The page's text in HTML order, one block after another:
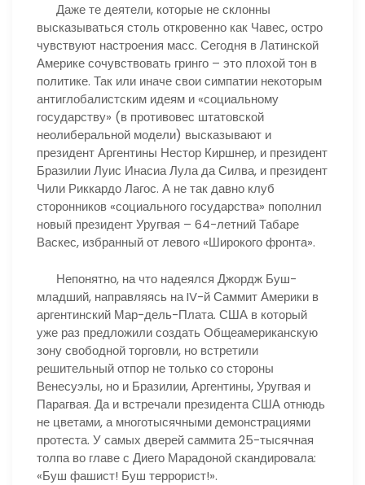
Даже те деятели, которые не склонны
высказываться столь откровенно как Чавес, остро
чувствуют настроения масс. Сегодня в Латинской
Америке сочувствовать гринго – это плохой тон в
политике. Так или иначе свои симпатии некоторым
антиглобалистским идеям и «социальному
государству» (в противовес штатовской
неолиберальной модели) высказывают и
президент Аргентины Нестор Киршнер, и президент
Бразилии Луис Инасиа Лула да Силва, и президент
Чили Риккардо Лагос. А не так давно клуб
сторонников «социального государства» пополнил
новый президент Уругвая – 64-летний Табаре
Васкес, избранный от левого «Широкого фронта».
Непонятно, на что надеялся Джордж Буш-
младший, направляясь на IV-й Саммит Америки в
аргентинский Мар-дель-Плата. США в который
уже раз предложили создать Общеамериканскую
зону свободной торговли, но встретили
решительный отпор не только со стороны
Венесуэлы, но и Бразилии, Аргентины, Уругвая и
Парагвая. Да и встречали президента США отнюдь
не цветами, а многотысячными демонстрациями
протеста. У самых дверей саммита 25-тысячная
толпа во главе с Диего Марадоной скандировала:
«Буш фашист! Буш террорист!».